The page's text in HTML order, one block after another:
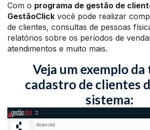
Com o programa de gestão de
GestãoClick você pode realizar
de clientes, consultas de pessoas
relatórios sobre os períodos de
atendimentos e muito mais.
Veja um exemplo da
cadastro de clientes
sistema: